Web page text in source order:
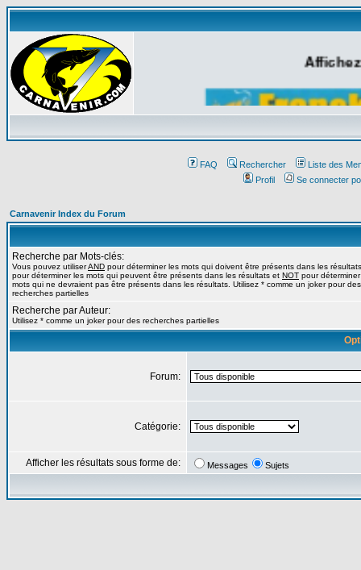
FAQ Rechercher
Liste des
Profil
Se connecter
Carnavenir Index du Forum
Recherche par Mots-clés:
Vous pouvez utiliserAND pour déterminer les mots qui doivent être présents dans les
pour déterminer les mots qui peuvent être présents dans les résultats et NOT pour
mots qui ne devraient pas être présents dans les résultats. Utilisez * comme un joker pour des
recherches partielles
Recherche par Auteur:
Utilisez * comme un joker pour des recherches partielles
Forum:
Catégorie:
Afficher les résultats sous forme de: Messages Sujets